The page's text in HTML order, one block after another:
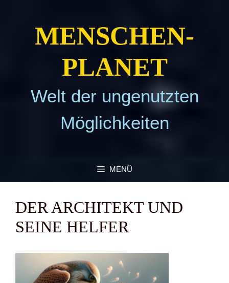
MEN­SCHEN­
PLA­NET
Welt der ungenutzten
Möglichkeiten
MENÜ
DER ARCHI­TEKT UND
SEI­NE HEL­FER